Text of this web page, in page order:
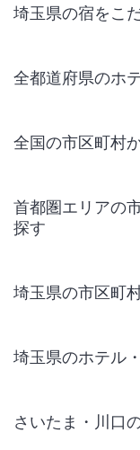
埼玉県の宿をこ
全都道府県のホ
全国の市区町村
首都圏エリアの
探す
埼玉県の市区町
埼玉県のホテル
さいたま・川口